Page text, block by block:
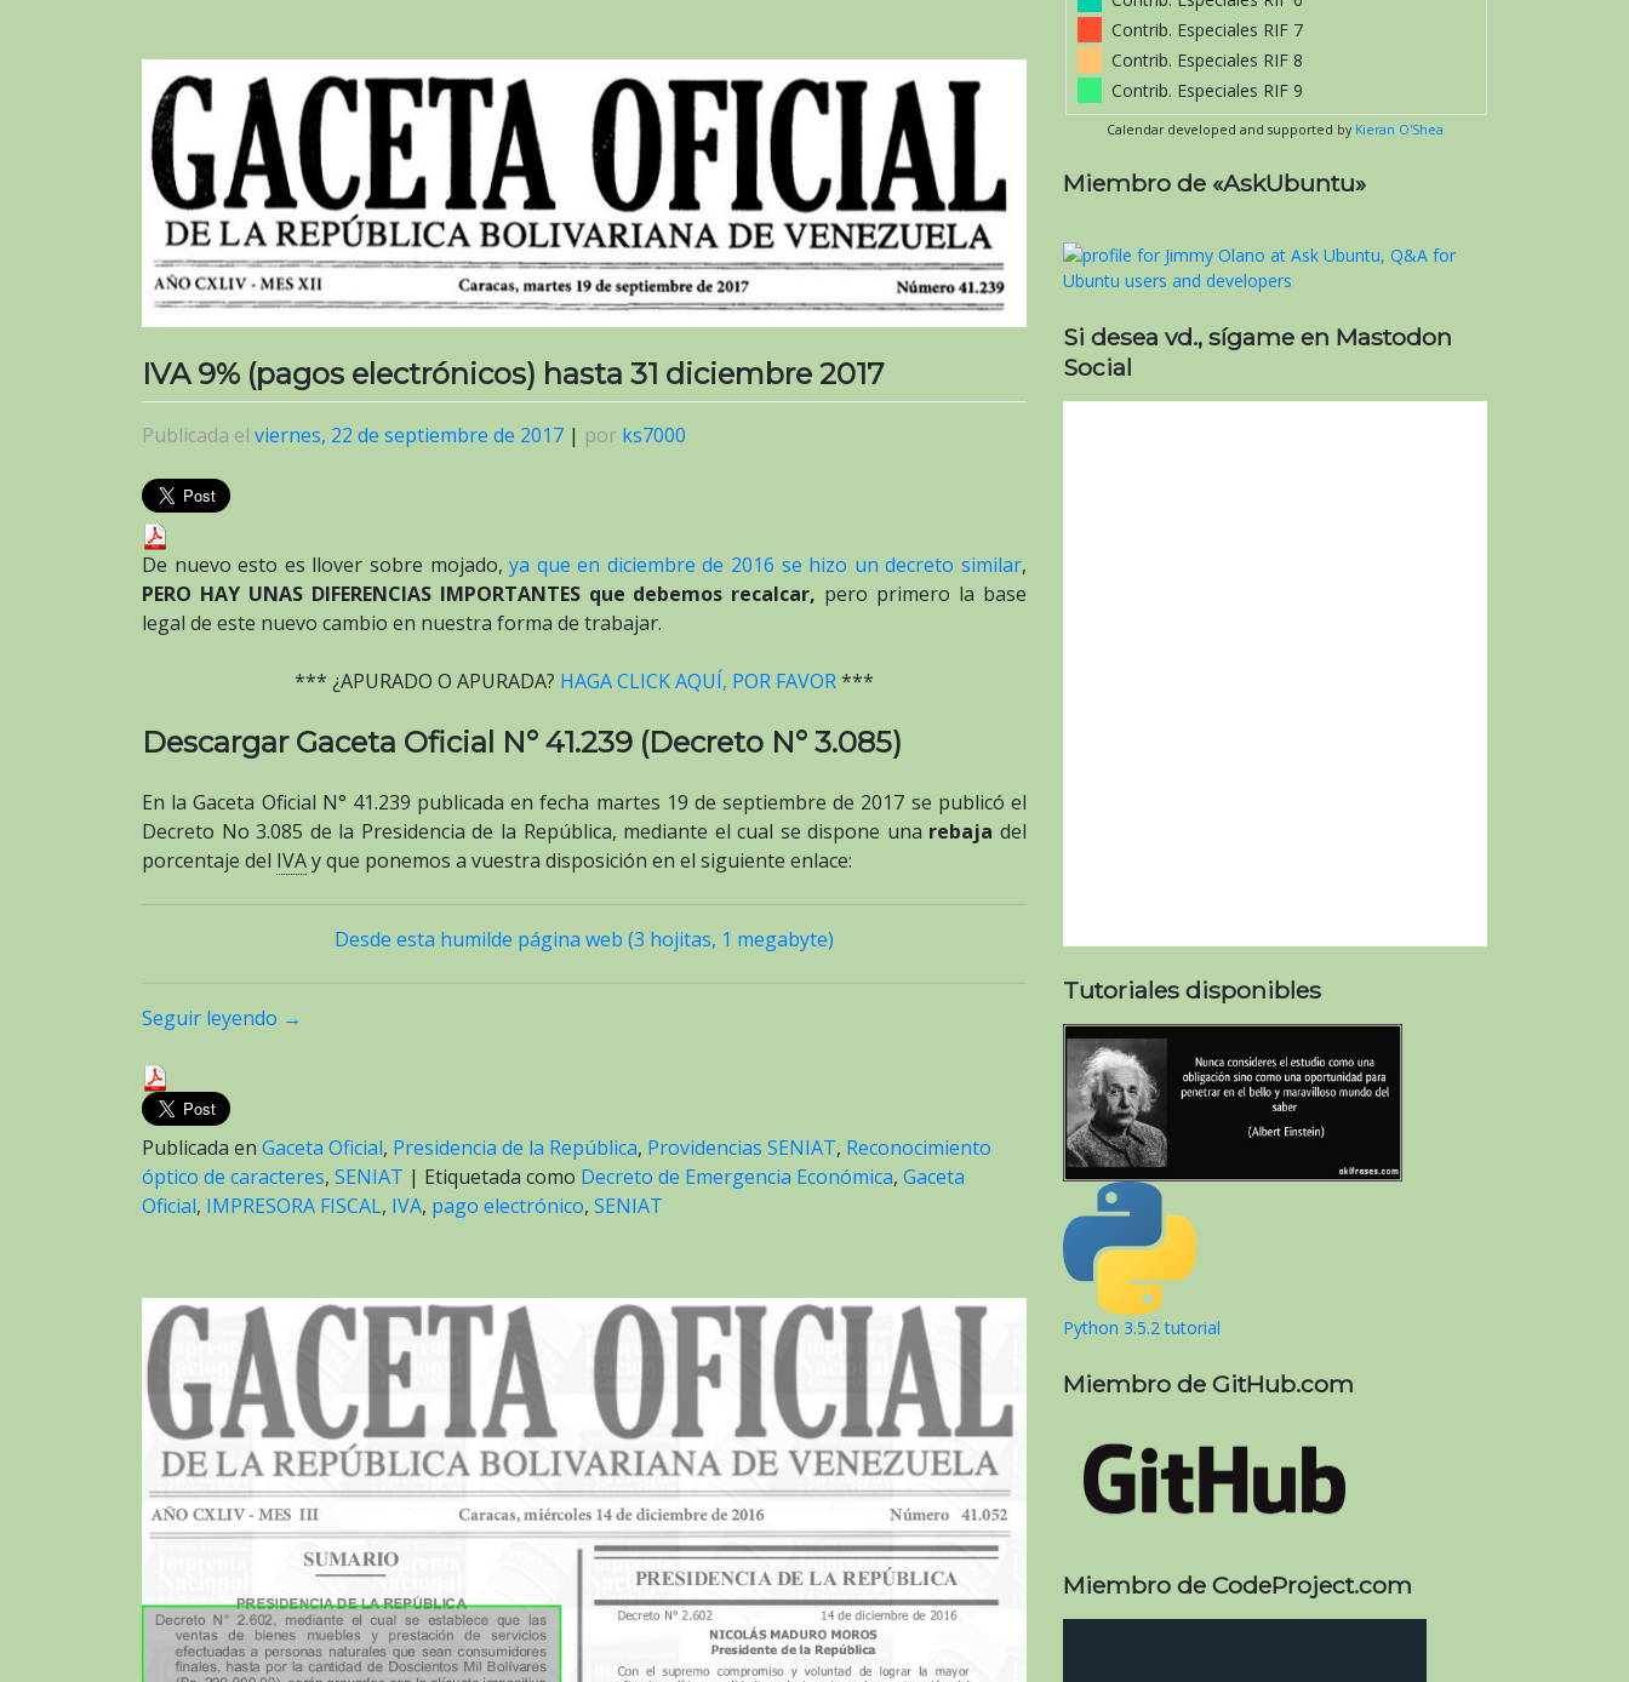
IVA 9% (pagos electrónicos) hasta 31 diciembre 2017
Publicada el viernes, 22 de septiembre de 2017 | por ks7000
De nuevo esto es llover sobre mojado,ya que en diciembre de 2016 se hizo un decreto similar,
PERO HAY UNAS DIFERENCIAS IMPORTANTES que debemos recalcar, pero primero la base
legal de este nuevo cambio en nuestra forma de trabajar.
*** ¿APURADO O APURADA? HAGA CLICK AQUÍ, POR FAVOR***
Descargar Gaceta Oficial N° 41.239 (Decreto N° 3.085)
En la Gaceta Oficial N° 41.239 publicada en fecha martes 19 de septiembre de 2017 se publicó el
Decreto No 3.085 de la Presidencia de la República, mediante el cual se dispone una rebaja del
porcentaje del IVAy que ponemos a vuestra disposición en el siguiente enlace:
Desde esta humilde página web (3 hojitas, 1 megabyte)
Seguir leyendo →
Publicada en Gaceta Oficial, Presidencia de la República, Providencias SENIAT, Reconocimiento
óptico de caracteres, SENIAT | Etiquetada como Decreto de Emergencia Económica, Gaceta
Oficial, IMPRESORA FISCAL, IVA, pago electrónico, SENIAT
Contrib. Especiales RIF 7
Contrib. Especiales RIF 8
Contrib. Especiales RIF 9
Calendar developed and supported by Kieran O'Shea
Miembro de «AskUbuntu»
Si desea vd., sígame en Mastodon
Social
Tutoriales disponibles
Python 3.5.2 tutorial
Miembro de GitHub.com
Miembro de CodeProject.com